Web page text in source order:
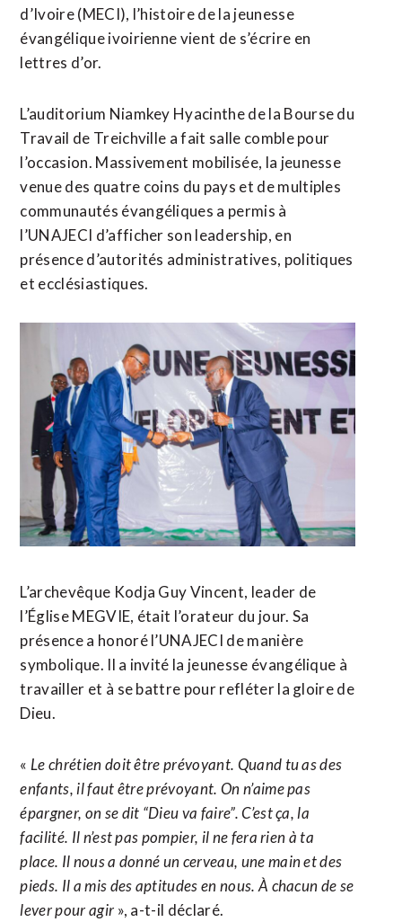
d’Ivoire (MECI), l’histoire de la jeunesse
évangélique ivoirienne vient de s’écrire en
lettres d’or.
L’auditorium Niamkey Hyacinthe de la Bourse du
Travail de Treichville a fait salle comble pour
l’occasion. Massivement mobilisée, la jeunesse
venue des quatre coins du pays et de multiples
communautés évangéliques a permis à
l’UNAJECI d’afficher son leadership, en
présence d’autorités administratives, politiques
et ecclésiastiques.
L’archevêque Kodja Guy Vincent, leader de
l’Église MEGVIE, était l’orateur du jour. Sa
présence a honoré l’UNAJECI de manière
symbolique. Il a invité la jeunesse évangélique à
travailler et à se battre pour refléter la gloire de
Dieu.
« Le chrétien doit être prévoyant. Quand tu as des
enfants, il faut être prévoyant. On n’aime pas
épargner, on se dit “Dieu va faire”. C’est ça, la
facilité. Il n’est pas pompier, il ne fera rien à ta
place. Il nous a donné un cerveau, une main et des
pieds. Il a mis des aptitudes en nous. À chacun de se
lever pour agir », a-t-il déclaré.